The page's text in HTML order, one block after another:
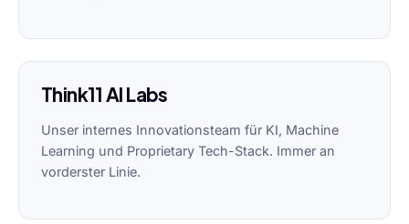
Think11 AI Labs
Unser internes Innovationsteam für KI, Machine
Learning und Proprietary Tech-Stack. Immer an
vorderster Linie.